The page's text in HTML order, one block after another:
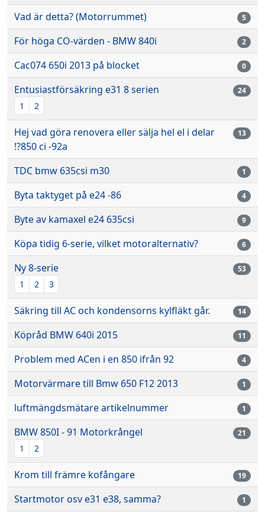
Vad är detta? (Motorrummet) 5
För höga CO-värden - BMW 840i 2
Cac074 650i 2013 på blocket 0
Entusiastförsäkring e31 8 serien
1 2
24
Hej vad göra renovera eller sälja hel el i delar
!?850 ci -92a
13
TDC bmw 635csi m30 1
Byta taktyget på e24 -86 4
Byte av kamaxel e24 635csi 9
Köpa tidig 6-serie, vilket motoralternativ? 6
Ny 8-serie
1 2 3
53
Säkring till AC och kondensorns kylfläkt går. 14
Köpråd BMW 640i 2015 11
Problem med ACen i en 850 ifrån 92 4
Motorvärmare till Bmw 650 F12 2013 1
luftmängdsmätare artikelnummer 1
BMW 850I - 91 Motorkrångel
1 2
21
Krom till främre kofångare 19
Startmotor osv e31 e38, samma? 1